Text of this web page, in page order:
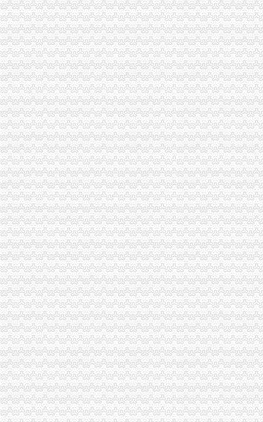
全市渝中区工商代办个协协系统立足职能积开展大讨论
梁平县工商消委维权助农保春耕
高新区局重庆代办营业执照三措并举继续加无照经营整工作
秀山局“四加”渝中区代办营业执照狠抓政务信息工作
重庆市渝中区代办营业执照水运市场监管专题调研全面启动
渝北局结合“荣辱观”渝中区工商代办教育认真开展好大讨论
合川局重庆代办公司在大讨论中坚持三个结合全面推进工商工作